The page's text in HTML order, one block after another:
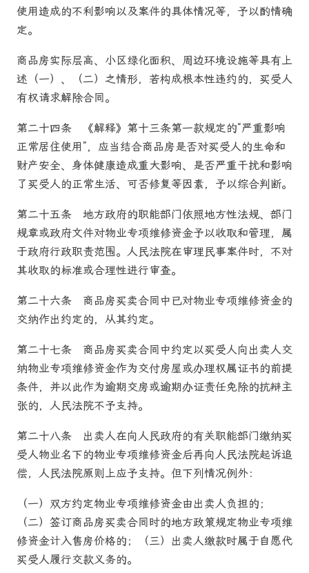
使用造成的不利影响以及案件的具体情况等，予以酌情确
定。
商品房实际层高、小区绿化面积、周边环境设施等具有上
述（一）、（二）之情形，若构成根本性违约的，买受人
有权请求解除合同。
第二十四条 《解释》第十三条第一款规定的“严重影响
正常居住使用”，应当结合商品房是否对买受人的生命和
财产安全、身体健康造成重大影响、是否严重干扰和影响
了买受人的正常生活、可否修复等因素，予以综合判断。
第二十五条 地方政府的职能部门依照地方性法规、部门
规章或政府文件对物业专项维修资金予以收取和管理，属
于政府行政职责范围。人民法院在审理民事案件时，不对
其收取的标准或合理性进行审查。
第二十六条 商品房买卖合同中已对物业专项维修资金的
交纳作出约定的，从其约定。
第二十七条 商品房买卖合同中约定以买受人向出卖人交
纳物业专项维修资金作为交付房屋或办理权属证书的前提
条件，并以此作为逾期交房或逾期办证责任免除的抗辩主
张的，人民法院不予支持。
第二十八条 出卖人在向人民政府的有关职能部门缴纳买
受人物业名下的物业专项维修资金后再向人民法院起诉追
偿，人民法院原则上应予支持。但下列情况例外：
（一）双方约定物业专项维修资金由出卖人负担的；
（二）签订商品房买卖合同时的地方政策规定物业专项维
修资金计入售房价格的；（三）出卖人缴款时属于自愿代
买受人履行交款义务的。